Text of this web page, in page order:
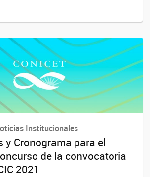
Institucionales
y Cronograma para el
de la convocatoria
2021